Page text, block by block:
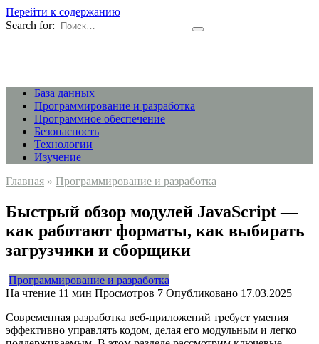
Перейти к содержанию
Search for:
База данных
Программирование и разработка
Программное обеспечение
Безопасность
Технологии
Изучение
Главная » Программирование и разработка
Быстрый обзор модулей JavaScript —
как работают форматы, как выбирать
загрузчики и сборщики
Программирование и разработка
На чтение 11 мин Просмотров 7 Опубликовано 17.03.2025
Современная разработка веб-приложений требует умения
эффективно управлять кодом, делая его модульным и легко